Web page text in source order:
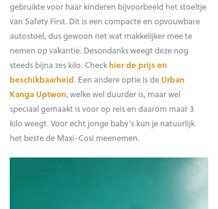
gebruikte voor haar kinderen bijvoorbeeld het stoeltje
van Safety First. Dit is een compacte en opvouwbare
autostoel, dus gewoon net wat makkelijker mee te
nemen op vakantie. Desondanks weegt deze nog
steeds bijna zes kilo. Check hier de prijs en
beschikbaarheid. Een andere optie is de Urban
Kanga Uptwon, welke wel duurder is, maar wel
speciaal gemaakt is voor op reis en daarom maar 3
kilo weegt. Voor echt jonge baby’s kun je natuurlijk
het beste de Maxi-Cosi meenemen.